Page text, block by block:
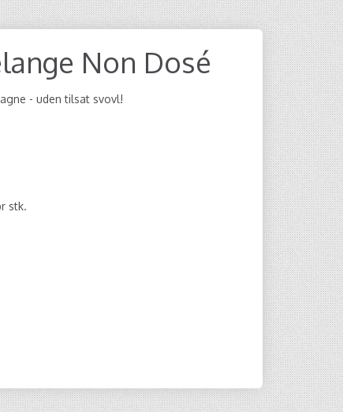
Non Dosé
- uden tilsat svovl!
stk.